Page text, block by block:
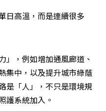
日高溫，而是連續很多
」，例如增加通風廊道、
集中，以及提升城市綠蔭
是「人」，不只是環境規
護系統加入。